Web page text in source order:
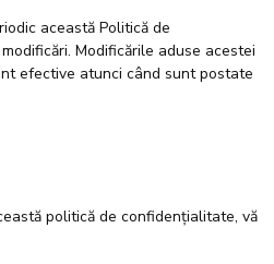
această Politică de
Modificările aduse acestei
efective atunci când sunt postate
politică de confidențialitate, vă